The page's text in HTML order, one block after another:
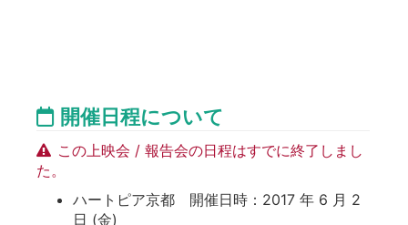
開催日程について
この上映会 / 報告会の日程はすでに終了しまし
た。
ハートピア京都 開催日時：2017 年 6 月 2
日 (金)